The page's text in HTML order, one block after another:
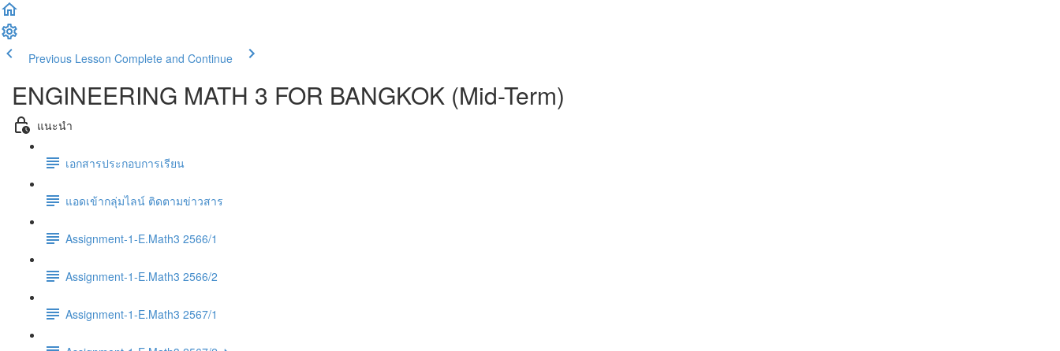
Previous Lesson Complete and Continue
ENGINEERING MATH 3 FOR BANGKOK (Mid-Term)
แนะนำ
เอกสารประกอบการเรียน
แอดเข้ากลุ่มไลน์ ติดตามข่าวสาร
Assignment-1-E.Math3 2566/1
Assignment-1-E.Math3 2566/2
Assignment-1-E.Math3 2567/1